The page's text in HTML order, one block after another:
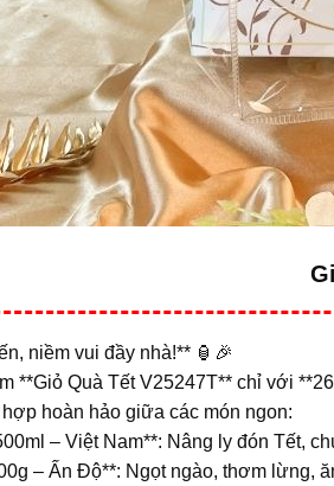
niềm vui đầy nhà!** 🏮🎉
**Giỏ Quà Tết V25247T** chỉ với
hoàn hảo giữa các món ngon:
– Việt Nam**: Nâng ly đón Tết,
– Ấn Độ**: Ngọt ngào, thơm lừng,